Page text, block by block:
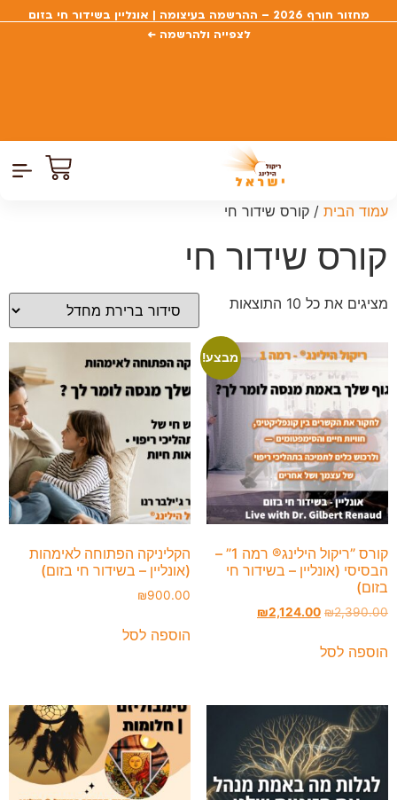
מחזור חורף 2026 – ההרשמה בעיצומה | אונליין בשידור חי בזום
לצפייה ולהרשמה ←
עמוד הבית / קורס שידור חי
קורס שידור חי
מציגים את כל ⁦10⁩ התוצאות
מבצע!
קורס ”ריקול הילינג® רמה 1” –
הבסיסי (אונליין – בשידור חי
בזום)
₪2,390.00
₪2,124.00
הוספה לסל
הקליניקה הפתוחה לאימהות
(אונליין – בשידור חי בזום)
₪900.00
הוספה לסל